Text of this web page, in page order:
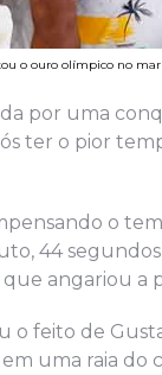
o ouro olímpico no
por uma
ter o pior
o
44
angariou a
o feito de
uma raia